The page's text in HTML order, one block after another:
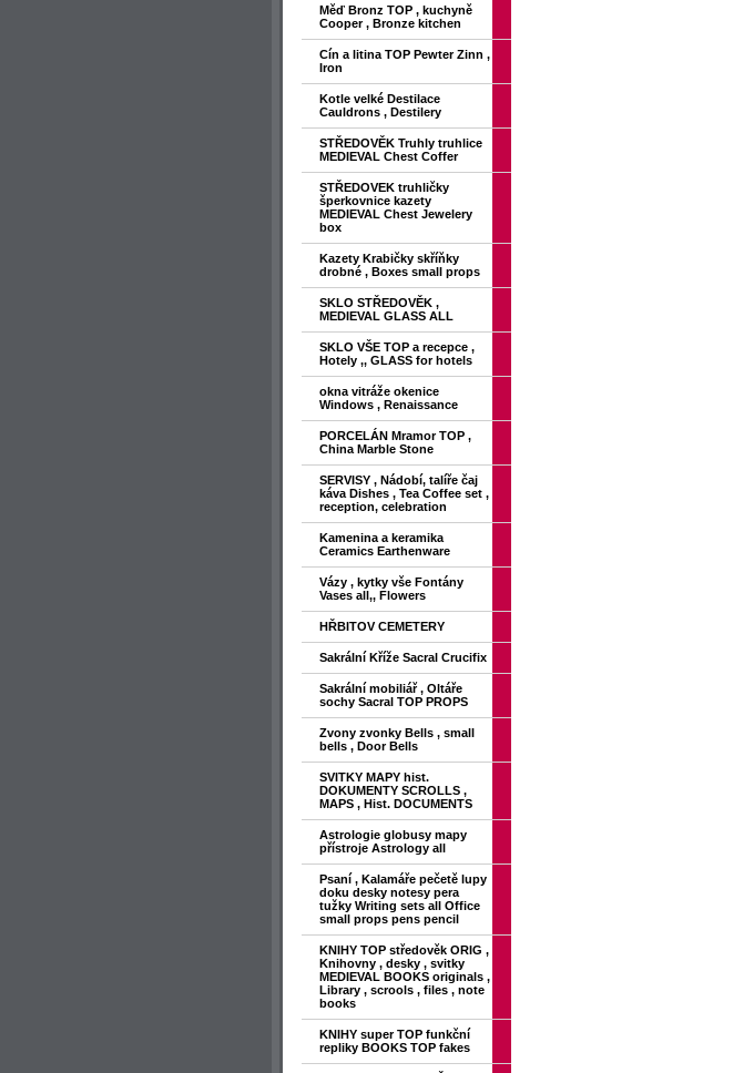
Měď Bronz TOP , kuchyně
Cooper , Bronze kitchen
Cín a litina TOP Pewter Zinn ,
Iron
Kotle velké Destilace
Cauldrons , Destilery
STŘEDOVĚK Truhly truhlice
MEDIEVAL Chest Coffer
STŘEDOVEK truhličky
šperkovnice kazety
MEDIEVAL Chest Jewelery
box
Kazety Krabičky skříňky
drobné , Boxes small props
SKLO STŘEDOVĚK ,
MEDIEVAL GLASS ALL
SKLO VŠE TOP a recepce ,
Hotely ,, GLASS for hotels
okna vitráže okenice
Windows , Renaissance
PORCELÁN Mramor TOP ,
China Marble Stone
SERVISY , Nádobí, talíře čaj
káva Dishes , Tea Coffee set ,
reception, celebration
Kamenina a keramika
Ceramics Earthenware
Vázy , kytky vše Fontány
Vases all,, Flowers
HŘBITOV CEMETERY
Sakrální Kříže Sacral Crucifix
Sakrální mobiliář , Oltáře
sochy Sacral TOP PROPS
Zvony zvonky Bells , small
bells , Door Bells
SVITKY MAPY hist.
DOKUMENTY SCROLLS ,
MAPS , Hist. DOCUMENTS
Astrologie globusy mapy
přístroje Astrology all
Psaní , Kalamáře pečetě lupy
doku desky notesy pera
tužky Writing sets all Office
small props pens pencil
KNIHY TOP středověk ORIG ,
Knihovny , desky , svitky
MEDIEVAL BOOKS originals ,
Library , scrools , files , note
books
KNIHY super TOP funkční
repliky BOOKS TOP fakes